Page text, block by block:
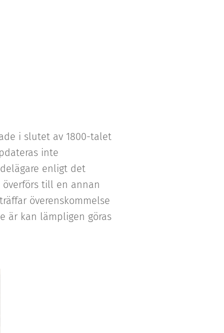
i slutet av 1800-talet
inte
enligt det
till en annan
överenskommelse
är kan lämpligen göras